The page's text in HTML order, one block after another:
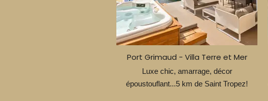
Port Grimaud - Villa Terre et Mer
Luxe chic, amarrage, décor
époustouflant...5 km de Saint Tropez!